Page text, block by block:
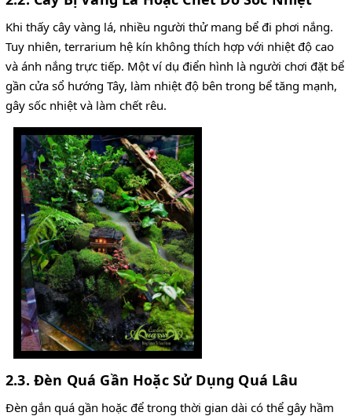
Khi thấy cây vàng lá, nhiều người thử mang bể đi phơi nắng.
Tuy nhiên, terrarium hệ kín không thích hợp với nhiệt độ cao
và ánh nắng trực tiếp. Một ví dụ điển hình là người chơi đặt bể
gần cửa sổ hướng Tây, làm nhiệt độ bên trong bể tăng mạnh,
gây sốc nhiệt và làm chết rêu.
2.3. Đèn Quá Gần Hoặc Sử Dụng Quá Lâu
Đèn gắn quá gần hoặc để trong thời gian dài có thể gây hầm